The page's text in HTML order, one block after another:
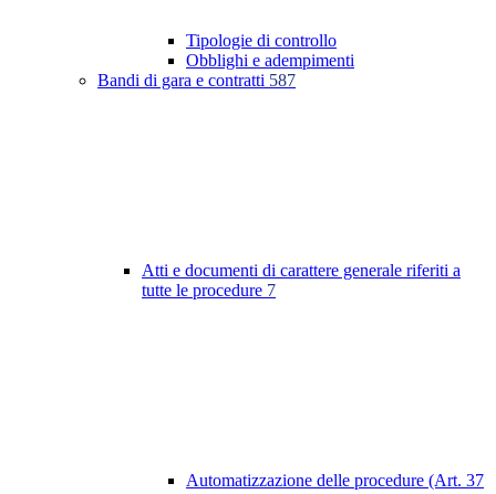
Tipologie di controllo
Obblighi e adempimenti
Bandi di gara e contratti 587
Atti e documenti di carattere generale riferiti a
tutte le procedure 7
Automatizzazione delle procedure (Art. 37